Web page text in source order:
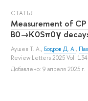
СТАТЬЯ
Measurement of
B0→K0Sπ0γ
Аушев Т. А., Бодров Д. А.,
Review Letters 2025 Vol.
Добавлено: 9 апреля 2025 г.